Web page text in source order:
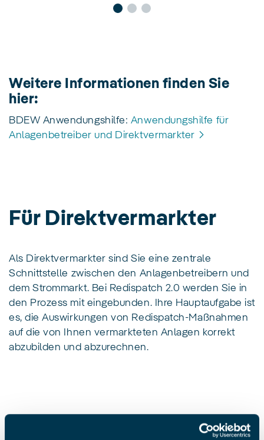
Weitere Informationen finden Sie
hier:
BDEW Anwendungshilfe: Anwendungshilfe für
Anlagenbetreiber und Direktvermarkter
Für Direktvermarkter
Als Direktvermarkter sind Sie eine zentrale
Schnittstelle zwischen den Anlagenbetreibern und
dem Strommarkt. Bei Redispatch 2.0 werden Sie in
den Prozess mit eingebunden. Ihre Hauptaufgabe ist
es, die Auswirkungen von Redispatch-Maßnahmen
auf die von Ihnen vermarkteten Anlagen korrekt
abzubilden und abzurechnen.